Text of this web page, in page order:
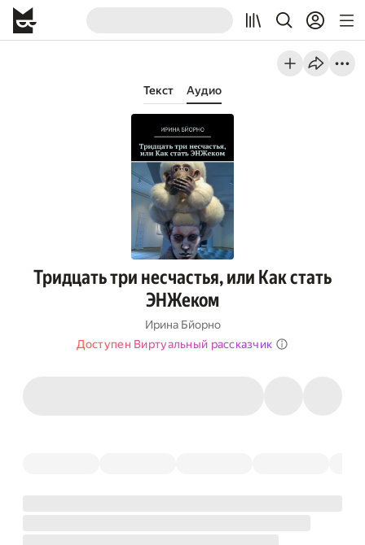
Текст Аудио
Тридцать три несчастья, или Как стать
ЭНЖеком
Ирина Бйорно
Доступен Виртуальный рассказчик